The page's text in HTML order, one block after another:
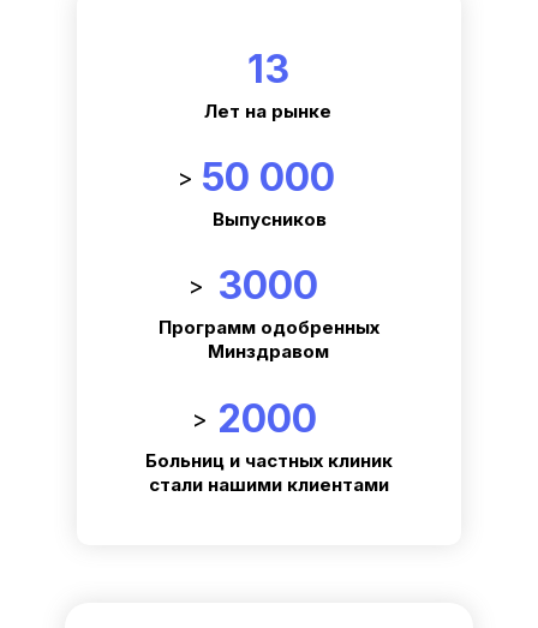
13
Лет на рынке
> 50 000
Выпусников
> 3000
Программ одобренных
Минздравом
> 2000
Больниц и частных клиник
стали нашими клиентами